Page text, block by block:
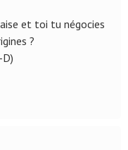
et toi tu négocies
?